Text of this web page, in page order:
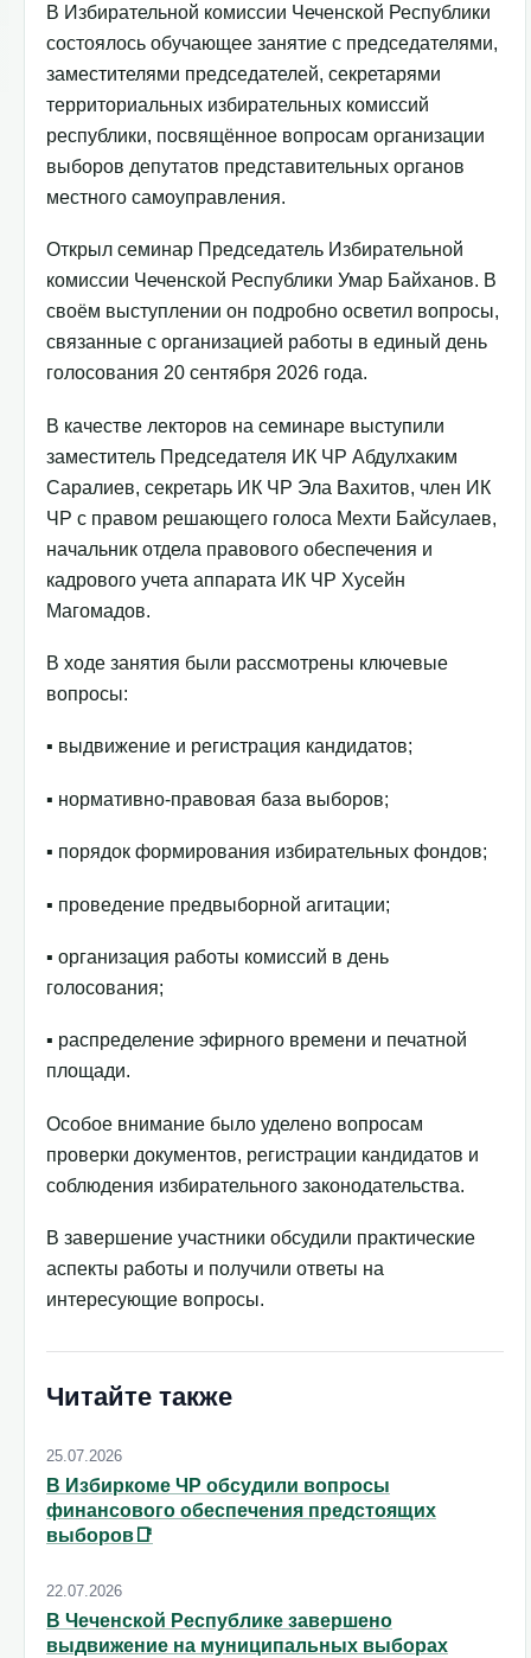
В Избирательной комиссии Чеченской Республики
состоялось обучающее занятие с председателями,
заместителями председателей, секретарями
территориальных избирательных комиссий
республики, посвящённое вопросам организации
выборов депутатов представительных органов
местного самоуправления.
Открыл семинар Председатель Избирательной
комиссии Чеченской Республики Умар Байханов. В
своём выступлении он подробно осветил вопросы,
связанные с организацией работы в единый день
голосования 20 сентября 2026 года.
В качестве лекторов на семинаре выступили
заместитель Председателя ИК ЧР Абдулхаким
Саралиев, секретарь ИК ЧР Эла Вахитов, член ИК
ЧР с правом решающего голоса Мехти Байсулаев,
начальник отдела правового обеспечения и
кадрового учета аппарата ИК ЧР Хусейн
Магомадов.
В ходе занятия были рассмотрены ключевые
вопросы:
▪️ выдвижение и регистрация кандидатов;
▪️ нормативно-правовая база выборов;
▪️ порядок формирования избирательных фондов;
▪️ проведение предвыборной агитации;
▪️ организация работы комиссий в день
голосования;
▪️ распределение эфирного времени и печатной
площади.
Особое внимание было уделено вопросам
проверки документов, регистрации кандидатов и
соблюдения избирательного законодательства.
В завершение участники обсудили практические
аспекты работы и получили ответы на
интересующие вопросы.
Читайте также
25.07.2026
В Избиркоме ЧР обсудили вопросы
финансового обеспечения предстоящих
выборов📑
22.07.2026
В Чеченской Республике завершено
выдвижение на муниципальных выборах